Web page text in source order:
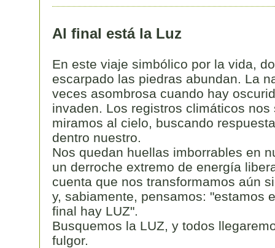
Al final está la Luz
En este viaje simbólico por la vida,
escarpado las piedras abundan. La
veces asombrosa cuando hay
invaden. Los registros climáticos
miramos al cielo, buscando
dentro nuestro.
Nos quedan huellas imborrables en
un derroche extremo de energía
cuenta que nos transformamos aún
y, sabiamente, pensamos: "estamos
final hay LUZ".
Busquemos la LUZ, y todos
fulgor.